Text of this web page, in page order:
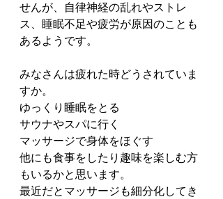
せんが、自律神経の乱れやストレ
ス、睡眠不足や疲労が原因のことも
あるようです。
みなさんは疲れた時どうされていま
すか。
ゆっくり睡眠をとる
サウナやスパに行く
マッサージで身体をほぐす
他にも食事をしたり趣味を楽しむ方
もいるかと思います。
最近だとマッサージも細分化してき